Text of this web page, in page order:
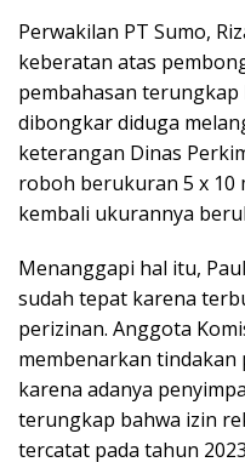
Perwakilan PT Sumo,
keberatan atas
pembahasan
dibongkar diduga
keterangan Dinas
roboh berukuran 5 x 10
kembali ukurannya
Menanggapi hal itu,
sudah tepat karena
perizinan. Anggota
membenarkan tindakan
karena adanya
terungkap bahwa izin
tercatat pada tahun